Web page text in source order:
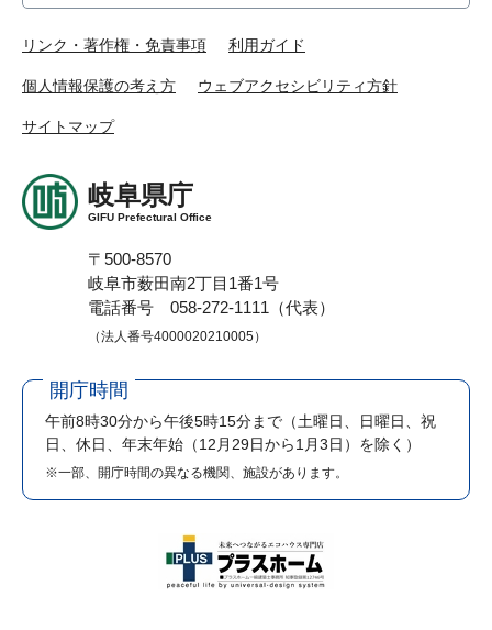
リンク・著作権・免責事項 利用ガイド
個人情報保護の考え方 ウェブアクセシビリティ方針
サイトマップ
岐阜県庁
GIFU Prefectural Office
〒500-8570
岐阜市薮田南2丁目1番1号
電話番号 058-272-1111（代表）
（法人番号4000020210005）
開庁時間
午前8時30分から午後5時15分まで （土曜日、日曜日、祝
日、休日、年末年始（12月29日から1月3日）を除く）
※一部、開庁時間の異なる機関、施設があります。